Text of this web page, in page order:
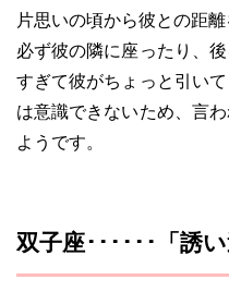
片思いの頃から彼との距
必ず彼の隣に座ったり、
すぎて彼がちょっと引い
は意識できないため、言
ようです。
双子座･･････「誘